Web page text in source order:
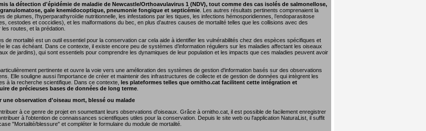
la détection d'épidémie de maladie de Newcastle/Orthoavulavirus 1 (NDV), tout comme des cas isolés de salmonellose,
gale knemidocoptique, pneumonie fongique et septicémie. Les autres résultats pertinents comprenaient la
de plumes, l’hyperparathyroïdie nutritionnelle, les infestations par les tiques, les infections hémosporidiennes, l’endoparasitose
cestodes et coccidies), et les malformations du bec, en plus d’autres causes de mortalité telles que les collisions avec des
routes, et la prédation.
de mortalité est un outil essentiel pour la conservation car cela aide à identifier les vulnérabilités chez des espèces spécifiques et
le cas échéant. Dans ce contexte, il existe encore peu de systèmes d’information réguliers sur les maladies affectant les oiseaux
de jardins), qui sont essentiels pour comprendre les dynamiques de leur population et les impacts que ces maladies peuvent avoir
pertinente et ouvre la voie vers une amélioration des systèmes de gestion d'information basés sur des observations
Elle souligne aussi l’importance de créer et maintenir des infrastructures de collecte et de gestion de données qui intègrent les
à la recherche scientifique. Dans ce contexte, les plateformes telles que ornitho.cat facilitent cette intégration et
de précieuses bases de données de long terme.
une observation d'oiseau mort, blessé ou malade
à ce genre de projet en soumettant leurs observations d'oiseaux. Grâce à ornitho.cat, il est possible de facilement enregistrer
à l'obtention de connaissances scientifiques utiles pour la conservation. Depuis le site web ou l'application NaturaList, il suffit
"Mortalité/blessure" et compléter le formulaire du module de mortalité.